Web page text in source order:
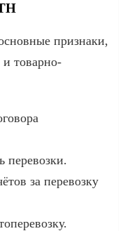
признаки,
и товарно-
перевозки.
за перевозку